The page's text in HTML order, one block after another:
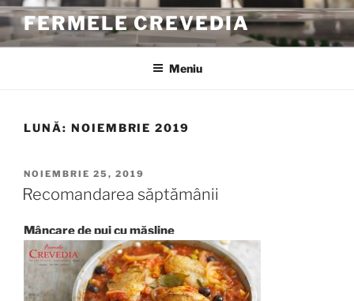
Sari
la
conținut
FERMELE CREVEDIA
Meniu
LUNĂ: NOIEMBRIE 2019
PUBLICAT
PE
NOIEMBRIE 25, 2019
Recomandarea săptămânii
Mâncare de pui cu măsline